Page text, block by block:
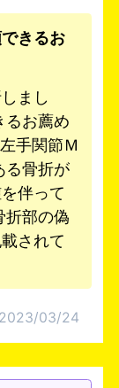
きるお
まし
るお薦め
手関節Ｍ
る骨折が
伴って
折部の偽
されて
2023/03/24